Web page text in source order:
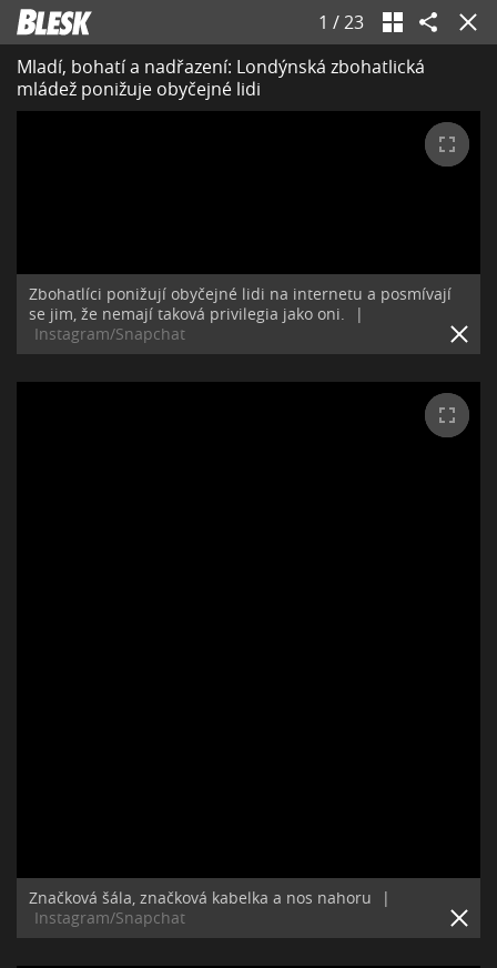
1 /23
Mladí, bohatí a nadřazení: Londýnská zbohatlická
mládež ponižuje obyčejné lidi
Zbohatlíci ponižují obyčejné lidi na internetu a posmívají
se jim, že nemají taková privilegia jako oni.
|
Instagram/Snapchat
Značková šála, značková kabelka a nos nahoru
|
Instagram/Snapchat